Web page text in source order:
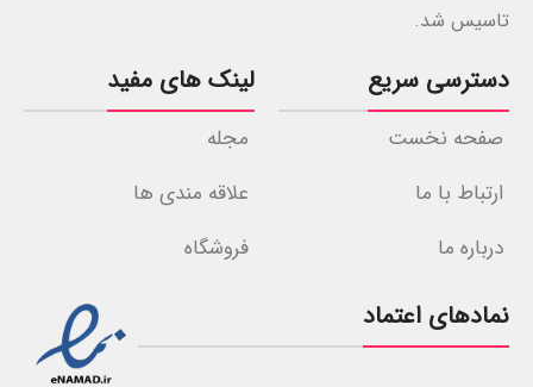
تاسیس شد.
دسترسی سریع
صفحه نخست
ارتباط با ما
درباره ما
لینک های مفید
مجله
علاقه مندی ها
فروشگاه
نمادهای اعتماد